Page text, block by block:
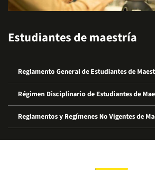
Estudiantes de maestría
Reglamento General de Estudiantes de
Régimen Disciplinario de Estudiantes de
Reglamentos y Regímenes No Vigentes de